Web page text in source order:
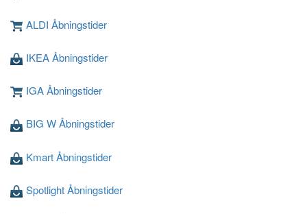
ALDI Åbningstider
IKEA Åbningstider
IGA Åbningstider
BIG W Åbningstider
Kmart Åbningstider
Spotlight Åbningstider